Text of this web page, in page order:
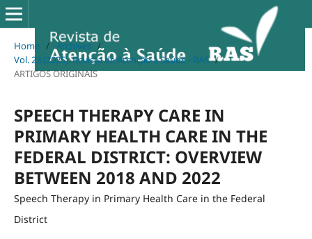
Home / Archives /
Vol. 23 (2025): Revista de Atenção à Saúde - RAS /
ARTIGOS ORIGINAIS
SPEECH THERAPY CARE IN
PRIMARY HEALTH CARE IN THE
FEDERAL DISTRICT: OVERVIEW
BETWEEN 2018 AND 2022
Speech Therapy in Primary Health Care in the Federal
District